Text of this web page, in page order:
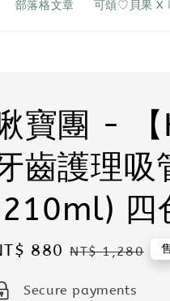
部落格文章 可頌♡貝果 X
寶團 - 【
齒護理吸
四
880 Regular
NT$ 1,280
Secure payments